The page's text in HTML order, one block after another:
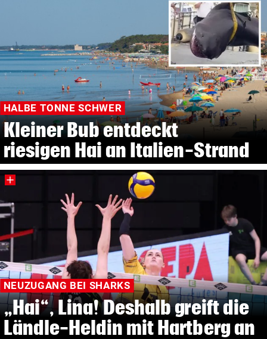
HALBE TONNE SCHWER
Kleiner Bub entdeckt
riesigen Hai an Italien-Strand
NEUZUGANG BEI SHARKS
„Hai“, Lina! Deshalb greift die
Ländle-Heldin mit Hartberg an